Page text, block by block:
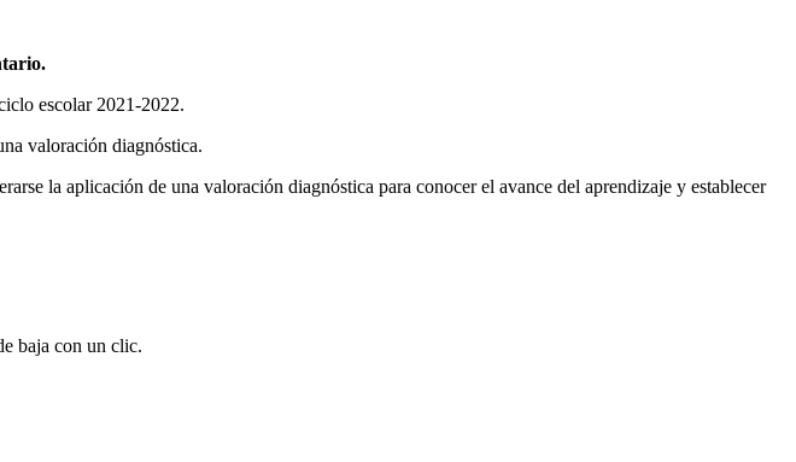
escolar 2021-2022.
valoración diagnóstica.
la aplicación de una valoración diagnóstica para conocer el avance del aprendizaje y establecer
baja con un clic.